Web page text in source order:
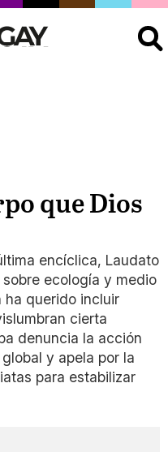
que Dios
encíclica, Laudato
ecología y medio
ha querido incluir
cierta
denuncia la acción
y apela por la
para estabilizar